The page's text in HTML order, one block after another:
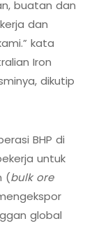
buatan dan
dan
kata
Iron
dikutip
BHP di
untuk
(bulk ore
global